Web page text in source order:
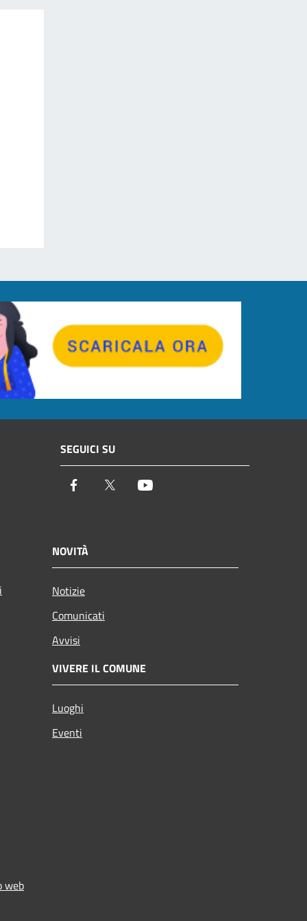
SEGUICI SU
Facebook Twitter
NOVITÀ
Notizie
Comunicati
Avvisi
VIVERE IL COMUNE
Luoghi
Eventi
web